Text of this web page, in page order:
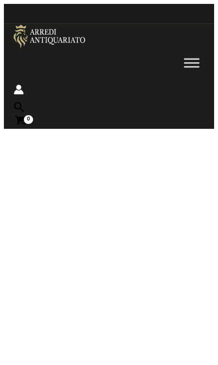
to
content
Near